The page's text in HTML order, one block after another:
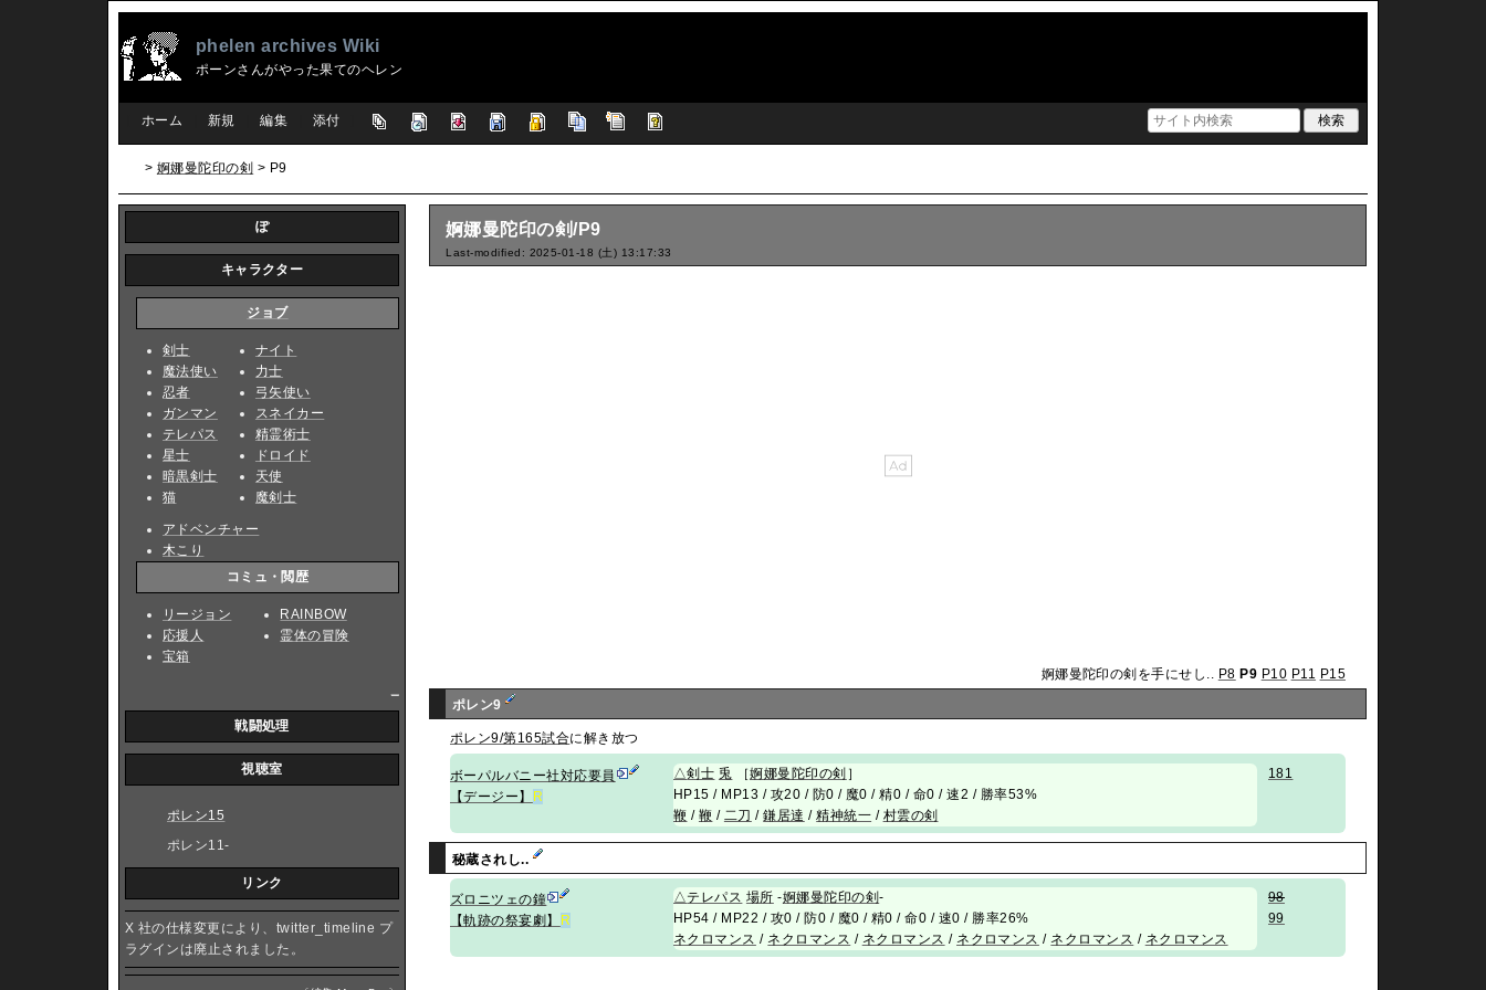
phelen archives Wiki
ポーンさんがやった果てのヘレン
ホーム 新規 編集 添付
> 婀娜曼陀印の剣 > P9
婀娜曼陀印の剣/P9
Last-modified: 2025-01-18 (土) 13:17:33
婀娜曼陀印の剣を手にせし.. P8 P9 P10 P11 P15
ポレン9
ポレン9/第165試合に解き放つ
ボーパルバニー社対応要員
【デージー】 R
△剣士 兎 ［婀娜曼陀印の剣 ］
HP15 / MP13 / 攻20 / 防0 / 魔0 / 精0 / 命0 / 速2 / 勝率53%
鞭 / 鞭 / 二刀 /鎌居達 /精神統一 / 村雲の剣
181
秘蔵されし..
ズロニツェの鐘
【軌跡の祭宴劇】 R
△テレパス 場所 -婀娜曼陀印の剣-
HP54 / MP22 / 攻0 / 防0 / 魔0 / 精0 / 命0 / 速0 / 勝率26%
ネクロマンス / ネクロマンス / ネクロマンス / ネクロマンス / ネクロマンス / ネクロマンス
98
99
ぽ
キャラクター
ジョブ
剣士
魔法使い
忍者
ガンマン
テレパス
星士
暗黒剣士
猫
ナイト
力士
弓矢使い
スネイカー
精霊術士
ドロイド
天使
魔剣士
アドベンチャー
木こり
コミュ・閲歴
リージョン
応援人
宝箱
RAINBOW
霊体の冒険
戦闘処理
視聴室
ポレン15
ポレン11-
リンク
X 社の仕様変更により、twitter_timeline プ
ラグインは廃止されました。